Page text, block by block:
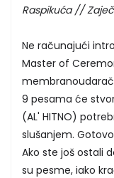
Raspikuća //
Ne računajući
Master of
9 pesama će
(AL' HITNO)
slušanjem.
Ako ste još ostali
su pesme, iako